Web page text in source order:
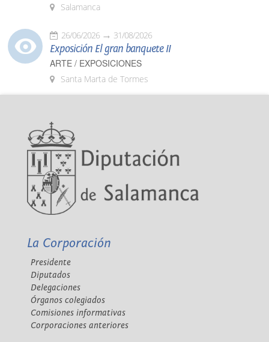
Salamanca
26/06/2026 31/08/2026
Exposición El gran banquete II
ARTE / EXPOSICIONES
Santa Marta de Tormes
La Corporación
Presidente
Diputados
Delegaciones
Órganos colegiados
Comisiones informativas
Corporaciones anteriores